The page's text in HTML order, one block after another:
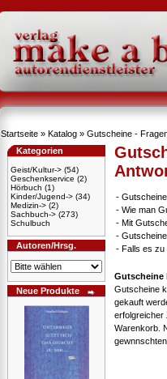
Startseite » Katalog » Gutscheine -
Kategorien
Geist/Kultur-> (54)
Geschenkservice (2)
Hörbuch (1)
Kinder/Jugend-> (34)
Medizin-> (2)
Sachbuch-> (273)
Schulbuch
Autoren/Hrsg.
Neue Produkte
-
- Wie man
- Mit
-
- Falls es zu
Gutscheine
Gutscheine
gekauft
erfolgreicher
Warenkorb.